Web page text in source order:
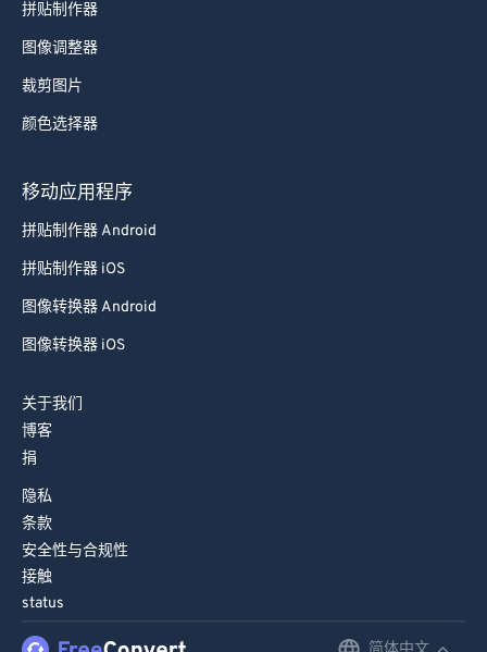
拼贴制作器
图像调整器
裁剪图片
颜色选择器
移动应用程序
拼贴制作器 Android
拼贴制作器 iOS
图像转换器 Android
图像转换器 iOS
关于我们
博客
捐
隐私
条款
安全性与合规性
接触
status